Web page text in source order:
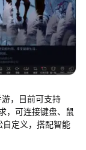
，目前可支持
，可连接键盘、鼠
定义，搭配智能